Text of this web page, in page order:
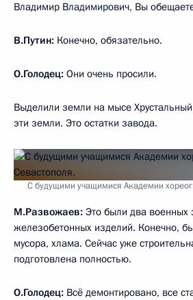
Владимир Владимирович, Вы
В.Путин: Конечно, обязательно.
О.Голодец: Они очень просили.
Выделили земли на мысе
эти земли. Это остатки завода.
С будущими учащимися Академии
М.Развожаев: Это были два военных
железобетонных изделий. Конечно,
мусора, хлама. Сейчас уже
подготовлена полностью.
О.Голодец: Всё демонтировано, все